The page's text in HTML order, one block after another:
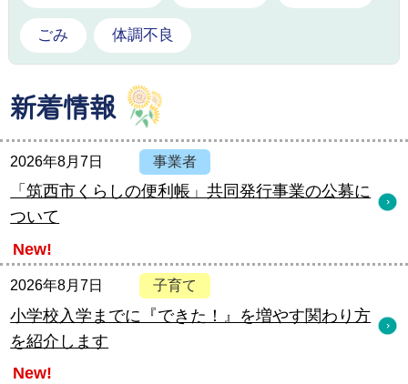
ごみ 体調不良
新着情報
2026年8月7日 事業者
「筑西市くらしの便利帳」共同発行事業の公募に
ついて
New!
2026年8月7日 子育て
小学校入学までに『できた！』を増やす関わり方
を紹介します
New!